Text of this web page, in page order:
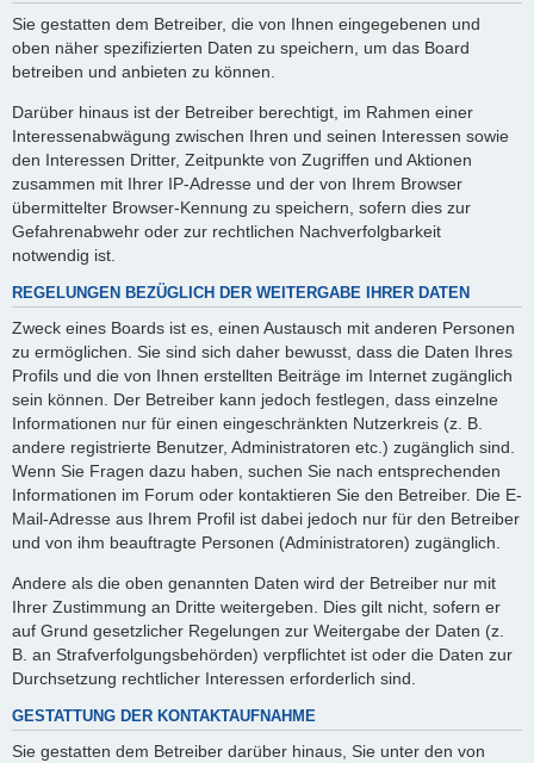
Sie gestatten dem Betreiber, die von Ihnen eingegebenen und
oben näher spezifizierten Daten zu speichern, um das Board
betreiben und anbieten zu können.
Darüber hinaus ist der Betreiber berechtigt, im Rahmen einer
Interessenabwägung zwischen Ihren und seinen Interessen sowie
den Interessen Dritter, Zeitpunkte von Zugriffen und Aktionen
zusammen mit Ihrer IP-Adresse und der von Ihrem Browser
übermittelter Browser-Kennung zu speichern, sofern dies zur
Gefahrenabwehr oder zur rechtlichen Nachverfolgbarkeit
notwendig ist.
REGELUNGEN BEZÜGLICH DER WEITERGABE IHRER DATEN
Zweck eines Boards ist es, einen Austausch mit anderen Personen
zu ermöglichen. Sie sind sich daher bewusst, dass die Daten Ihres
Profils und die von Ihnen erstellten Beiträge im Internet zugänglich
sein können. Der Betreiber kann jedoch festlegen, dass einzelne
Informationen nur für einen eingeschränkten Nutzerkreis (z. B.
andere registrierte Benutzer, Administratoren etc.) zugänglich sind.
Wenn Sie Fragen dazu haben, suchen Sie nach entsprechenden
Informationen im Forum oder kontaktieren Sie den Betreiber. Die E-
Mail-Adresse aus Ihrem Profil ist dabei jedoch nur für den Betreiber
und von ihm beauftragte Personen (Administratoren) zugänglich.
Andere als die oben genannten Daten wird der Betreiber nur mit
Ihrer Zustimmung an Dritte weitergeben. Dies gilt nicht, sofern er
auf Grund gesetzlicher Regelungen zur Weitergabe der Daten (z.
B. an Strafverfolgungsbehörden) verpflichtet ist oder die Daten zur
Durchsetzung rechtlicher Interessen erforderlich sind.
GESTATTUNG DER KONTAKTAUFNAHME
Sie gestatten dem Betreiber darüber hinaus, Sie unter den von